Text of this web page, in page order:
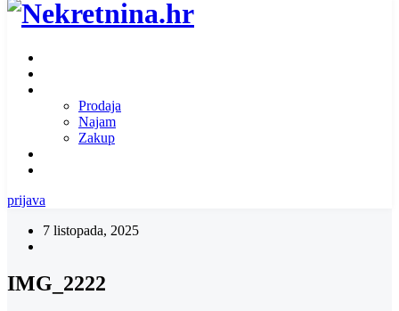
Prodaja
Najam
Zakup
prijava
7 listopada, 2025
IMG_2222